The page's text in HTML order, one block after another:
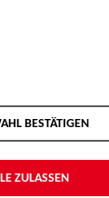
BESTÄTIGEN
ZULASSEN